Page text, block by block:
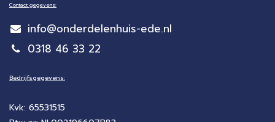
Contact gegevens:
info@onderdelenhuis-ede.nl
0318 46 33 22
Bedrijfsgegevens:
Kvk: 65531515